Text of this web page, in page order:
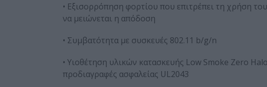
• Εξισορρόπηση φορτίου που επιτρέπει τη χρήση
να μειώνεται η απόδοση
• Συμβατότητα με συσκευές 802.11 b/g/n
• Υιοθέτηση υλικών κατασκευής Low Smoke Zero
προδιαγραφές ασφαλείας UL2043